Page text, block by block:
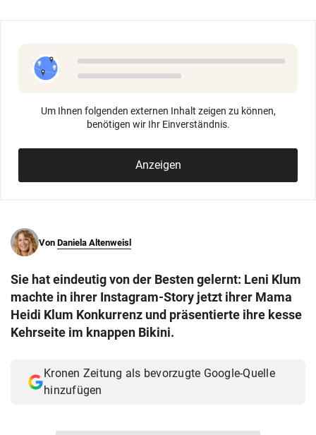
search
eingeben
Um Ihnen folgenden externen Inhalt zeigen zu können,
benötigen wir Ihr Einverständnis.
Anzeigen
Von Daniela Altenweisl
Sie hat eindeutig von der Besten gelernt: Leni Klum
machte in ihrer Instagram-Story jetzt ihrer Mama
Heidi Klum Konkurrenz und präsentierte ihre kesse
Kehrseite im knappen Bikini.
Kronen Zeitung als bevorzugte Google-Quelle
hinzufügen